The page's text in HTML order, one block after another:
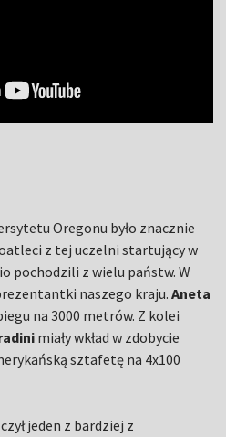
Oregonu było znacznie
z tej uczelni startujący w
pochodzili z wielu państw. W
naszego kraju.Aneta
na 3000 metrów. Z kolei
miały wkład w zdobycie
sztafetę na 4x100
jeden z bardziej z